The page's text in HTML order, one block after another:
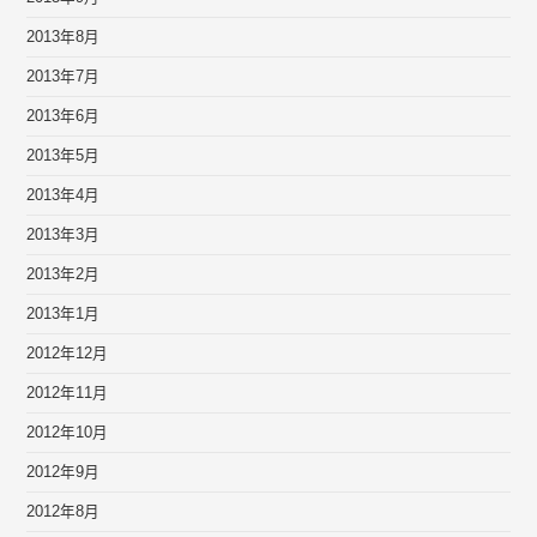
2013年8月
2013年7月
2013年6月
2013年5月
2013年4月
2013年3月
2013年2月
2013年1月
2012年12月
2012年11月
2012年10月
2012年9月
2012年8月